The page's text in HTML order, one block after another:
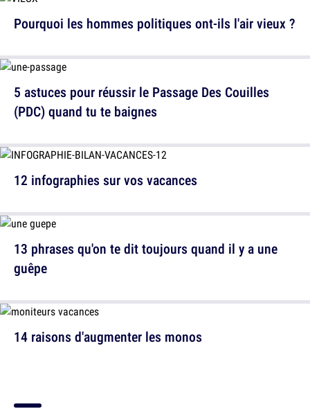
5 astuces pour réussir le Passage Des Couilles
(PDC) quand tu te baignes
13 phrases qu'on te dit toujours quand il y a une
guêpe
Pourquoi les hommes politiques ont-ils l'air vieux ?
12 infographies sur vos vacances
14 raisons d'augmenter les monos